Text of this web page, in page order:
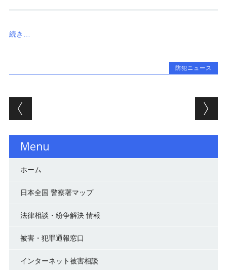
続き…
防犯ニュース
投稿ナビゲーション
Menu
ホーム
日本全国 警察署マップ
法律相談・紛争解決 情報
被害・犯罪通報窓口
インターネット被害相談